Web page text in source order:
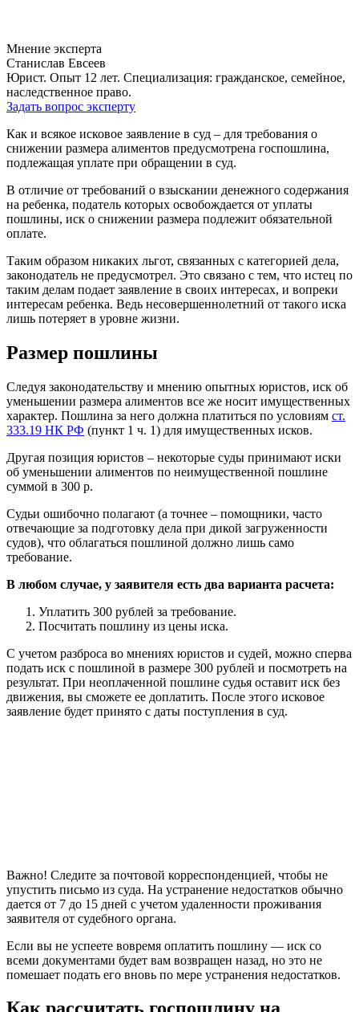
Мнение эксперта
Станислав Евсеев
Юрист. Опыт 12 лет. Специализация: гражданское, семейное,
наследственное право.
Задать вопрос эксперту
Как и всякое исковое заявление в суд – для требования о
снижении размера алиментов предусмотрена госпошлина,
подлежащая уплате при обращении в суд.
В отличие от требований о взыскании денежного содержания
на ребенка, податель которых освобождается от уплаты
пошлины, иск о снижении размера подлежит обязательной
оплате.
Таким образом никаких льгот, связанных с категорией дела,
законодатель не предусмотрел. Это связано с тем, что истец по
таким делам подает заявление в своих интересах, и вопреки
интересам ребенка. Ведь несовершеннолетний от такого иска
лишь потеряет в уровне жизни.
Размер пошлины
Следуя законодательству и мнению опытных юристов, иск об
уменьшении размера алиментов все же носит имущественных
характер. Пошлина за него должна платиться по условиям ст.
333.19 НК РФ (пункт 1 ч. 1) для имущественных исков.
Другая позиция юристов – некоторые суды принимают иски
об уменьшении алиментов по неимущественной пошлине
суммой в 300 р.
Судьи ошибочно полагают (а точнее – помощники, часто
отвечающие за подготовку дела при дикой загруженности
судов), что облагаться пошлиной должно лишь само
требование.
В любом случае, у заявителя есть два варианта расчета:
Уплатить 300 рублей за требование.
Посчитать пошлину из цены иска.
С учетом разброса во мнениях юристов и судей, можно сперва
подать иск с пошлиной в размере 300 рублей и посмотреть на
результат. При неоплаченной пошлине судья оставит иск без
движения, вы сможете ее доплатить. После этого исковое
заявление будет принято с даты поступления в суд.
Важно! Следите за почтовой корреспонденцией, чтобы не
упустить письмо из суда. На устранение недостатков обычно
дается от 7 до 15 дней с учетом удаленности проживания
заявителя от судебного органа.
Если вы не успеете вовремя оплатить пошлину — иск со
всеми документами будет вам возвращен назад, но это не
помешает подать его вновь по мере устранения недостатков.